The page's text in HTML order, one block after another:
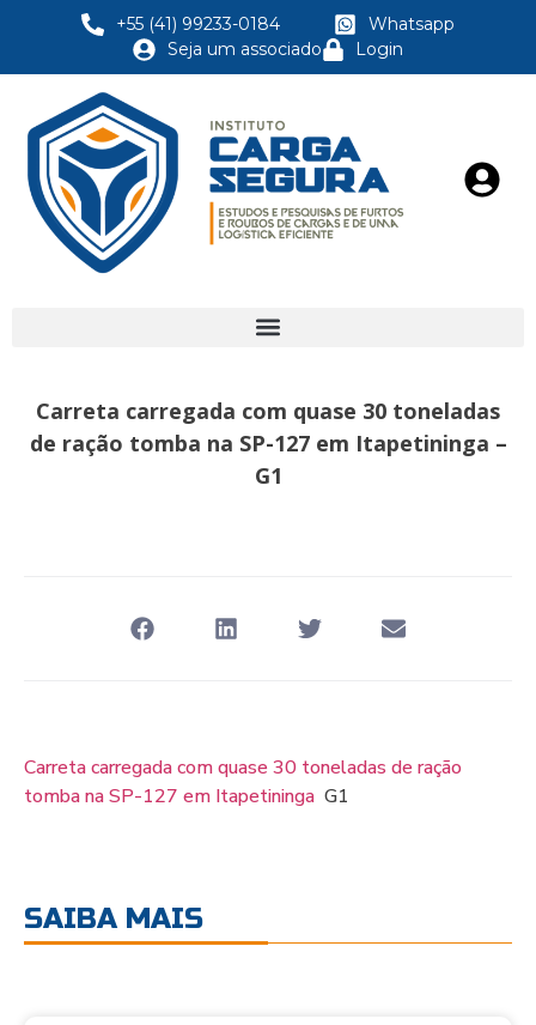
+55 (41) 99233-0184
Whatsapp
Seja um associado
Login
Carreta carregada com quase 30 toneladas
de ração tomba na SP-127 em Itapetininga –
G1
Carreta carregada com quase 30 toneladas de ração
tomba na SP-127 em Itapetininga G1
SAIBA MAIS